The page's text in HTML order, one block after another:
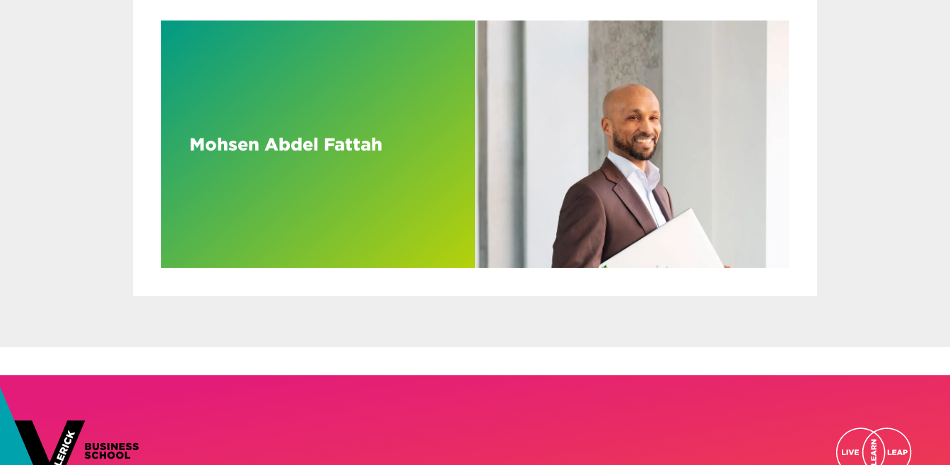
Mohsen Abdel Fattah